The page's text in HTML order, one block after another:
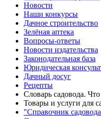
Новости
Наши конкурсы
Дачное строительство
Зелёная аптека
Вопросы-ответы
Новости издательства
Законодательная база
Юридическая
Дачный досуг
Рецепты
Словарь садовода.
Товары и услуги для
"Справочник